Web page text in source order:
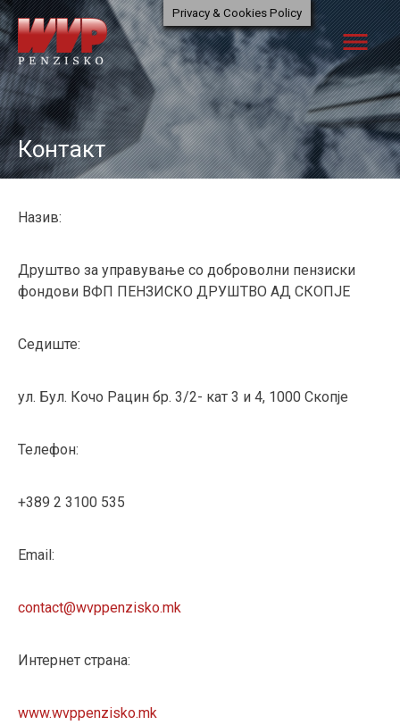
Skip
to
content
menu
Контакт
Назив:
Друштво за управување со доброволни пензиски
фондови ВФП ПЕНЗИСКО ДРУШТВО АД СКОПЈЕ
Седиште:
ул. Бул. Кочо Рацин бр. 3/2- кат 3 и 4, 1000 Скопје
Телефон:
+389 2 3100 535
Email:
contact@wvppenzisko.mk
Интернет страна:
www.wvppenzisko.mk
Privacy & Cookies Policy